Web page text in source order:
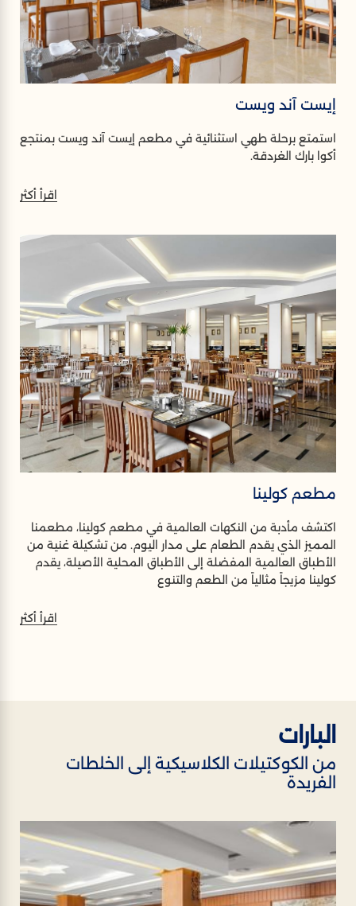
إيست آند ويست
استمتع برحلة طهي استثنائية في مطعم إيست آند ويست بمنتجع
أكوا بارك الغردقة.
اقرأ أكثر
مطعم كولينا
اكتشف مأدبة من النكهات العالمية في مطعم كولينا، مطعمنا
المميز الذي يقدم الطعام على مدار اليوم. من تشكيلة غنية من
الأطباق العالمية المفضلة إلى الأطباق المحلية الأصيلة، يقدم
كولينا مزيجاً مثالياً من الطعم والتنوع
اقرأ أكثر
البارات
من الكوكتيلات الكلاسيكية إلى الخلطات
الفريدة